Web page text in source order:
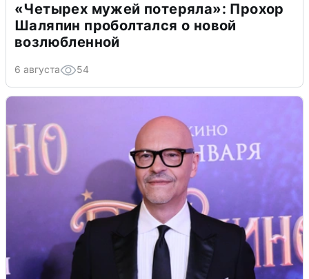
«Четырех мужей потеряла»: Прохор
Шаляпин проболтался о новой
возлюбленной
6 августа 54